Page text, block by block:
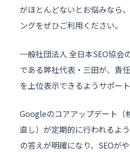
がほとんどないとお悩みなら
ングをぜひご利用ください。
一般社団法人 全日本SEO協会
である弊社代表・三田が、責
を上位表示できるようサポー
Googleのコアアップデート（
直し）が定期的に行われるよ
の答えが明確になり、SEOが